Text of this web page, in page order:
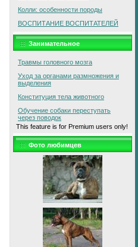
Колли: особенности породы
ВОСПИТАНИЕ ВОСПИТАТЕЛЕЙ
Занимательное
Травмы головного мозга
Уход за органами размножения и
выделения
Конституция тела животного
Обучение собаки переступать
через поводок
This feature is for Premium users only!
Фото любимцев